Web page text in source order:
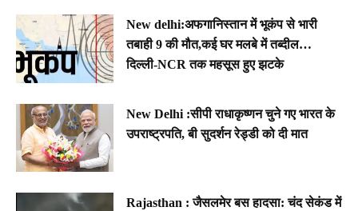
New delhi:अफगानिस्तान में भूकंप से भारी
तबाही 9 की मौत,कई घर मलबे में तब्दील…
दिल्ली-NCR तक महसूस हुए झटके
New Delhi :सीपी राधाकृष्णन चुने गए भारत के
उपराष्ट्रपति, बी सुदर्शन रेड्डी को दी मात
Rajasthan : जैसलमेर बस हादसा: चंद सेकंड में